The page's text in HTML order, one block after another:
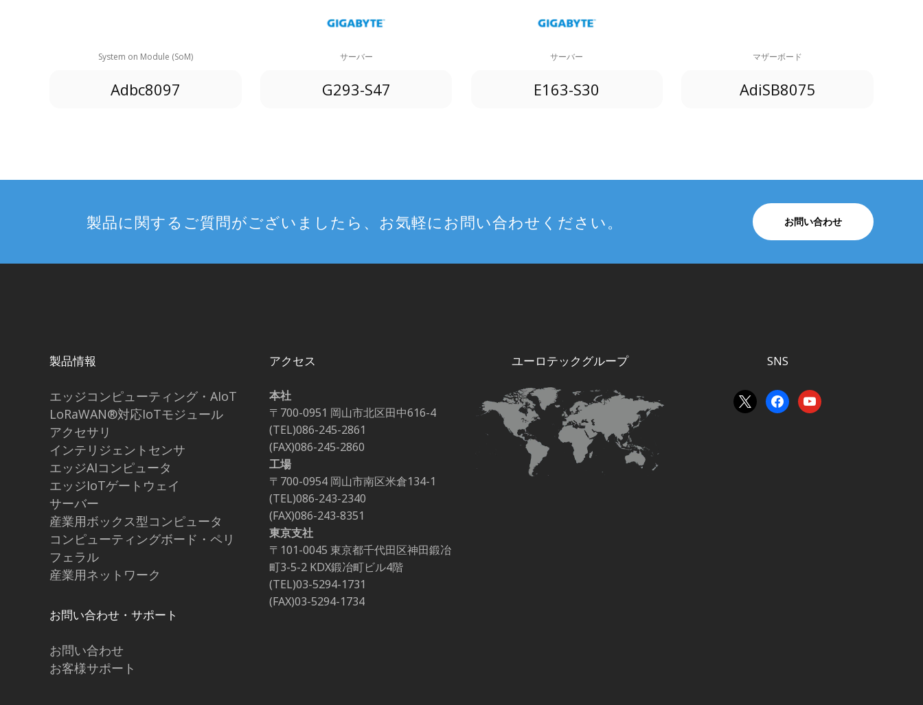
System on Module (SoM)
Adbc8097
サーバー
G293-S47
サーバー
E163-S30
マザーボード
AdiSB8075
製品に関するご質問がございましたら、お気軽にお問い合わせください。 お問い合わせ
製品情報
エッジコンピューティング・AIoT
LoRaWAN®対応IoTモジュール
アクセサリ
インテリジェントセンサ
エッジAIコンピュータ
エッジIoTゲートウェイ
サーバー
産業用ボックス型コンピュータ
コンピューティングボード・ペリ
フェラル
産業用ネットワーク
お問い合わせ・サポート
お問い合わせ
お客様サポート
アクセス
本社
〒700-0951 岡山市北区田中616-4
(TEL)086-245-2861
(FAX)086-245-2860
工場
〒700-0954 岡山市南区米倉134-1
(TEL)086-243-2340
(FAX)086-243-8351
東京支社
〒101-0045 東京都千代田区神田鍛冶
町3-5-2 KDX鍛冶町ビル4階
(TEL)03-5294-1731
(FAX)03-5294-1734
ユーロテックグループ SNS
x facebook
youtube